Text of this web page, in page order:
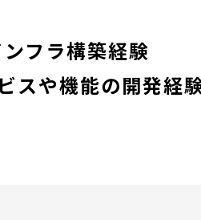
フラ構築経験
スや機能の開発経